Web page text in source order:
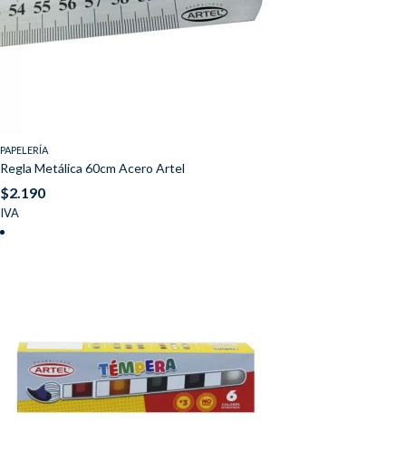
PAPELERÍA
Regla Metálica 60cm Acero Artel
$2.190
IVA